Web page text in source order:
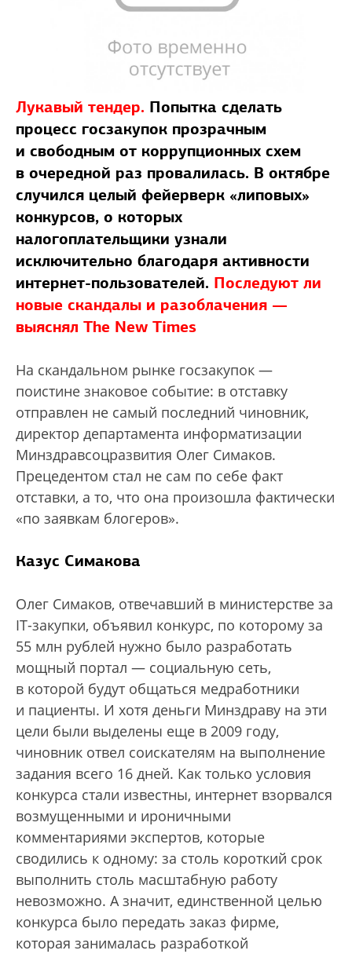
Лукавый тендер. Попытка сделать
процесс госзакупок прозрачным
и свободным от коррупционных схем
в очередной раз провалилась. В октябре
случился целый фейерверк «липовых»
конкурсов, о которых
налогоплательщики узнали
исключительно благодаря активности
интернет-пользователей. Последуют ли
новые скандалы и разоблачения —
выяснял The New Times
На скандальном рынке госзакупок —
поистине знаковое событие: в отставку
отправлен не самый последний чиновник,
директор департамента информатизации
Минздравсоцразвития Олег Симаков.
Прецедентом стал не сам по себе факт
отставки, а то, что она произошла фактически
«по заявкам блогеров».
Казус Симакова
Олег Симаков, отвечавший в министерстве за
IT-закупки, объявил конкурс, по которому за
55 млн рублей нужно было разработать
мощный портал — социальную сеть,
в которой будут общаться медработники
и пациенты. И хотя деньги Минздраву на эти
цели были выделены еще в 2009 году,
чиновник отвел соискателям на выполнение
задания всего 16 дней. Как только условия
конкурса стали известны, интернет взорвался
возмущенными и ироничными
комментариями экспертов, которые
сводились к одному: за столь короткий срок
выполнить столь масштабную работу
невозможно. А значит, единственной целью
конкурса было передать заказ фирме,
которая занималась разработкой